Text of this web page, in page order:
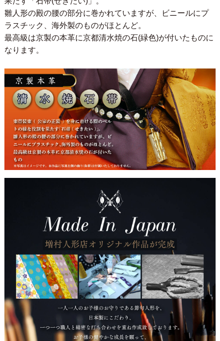
雛人形の殿の腰の部分に巻かれていますが、ビニールにプ
ラスチック、海外製のものがほとんど。
最高級は京製の本革に京都清水焼の石(緑色)が付いたものに
なります。